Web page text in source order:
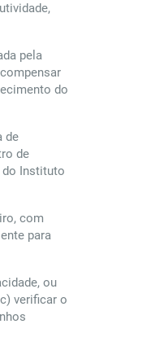
pela
do
de
de
do Instituto
com
para
ou
verificar o